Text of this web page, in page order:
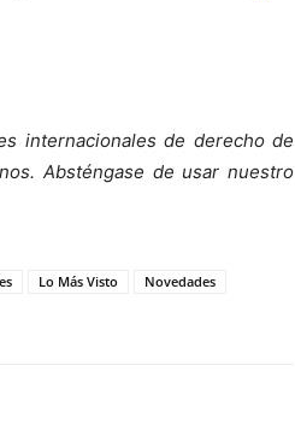
internacionales de derecho de
Absténgase de usar nuestro
Lo Más Visto
Novedades